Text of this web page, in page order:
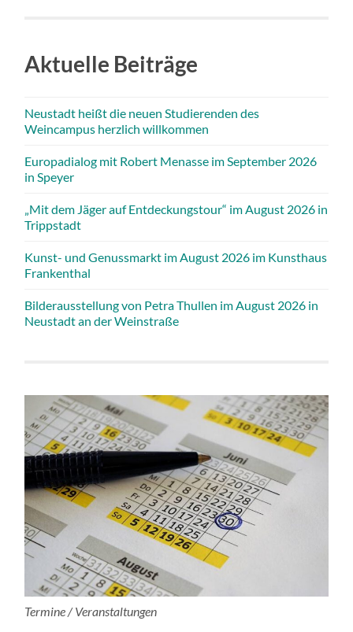
Aktuelle Beiträge
Neustadt heißt die neuen Studierenden des
Weincampus herzlich willkommen
Europadialog mit Robert Menasse im September 2026
in Speyer
„Mit dem Jäger auf Entdeckungstour“ im August 2026 in
Trippstadt
Kunst- und Genussmarkt im August 2026 im Kunsthaus
Frankenthal
Bilderausstellung von Petra Thullen im August 2026 in
Neustadt an der Weinstraße
Termine / Veranstaltungen